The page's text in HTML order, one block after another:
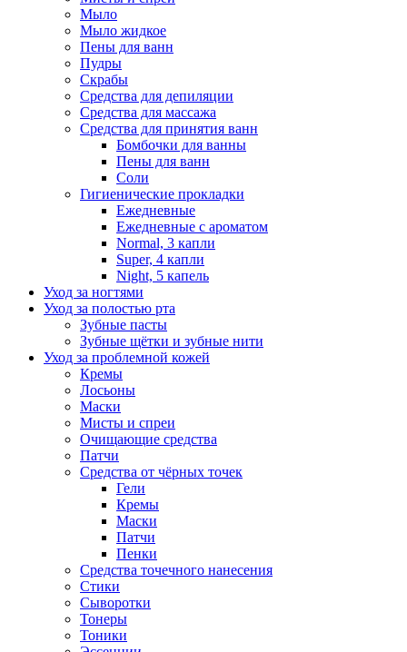
Мыло
Мыло жидкое
Пены для ванн
Пудры
Скрабы
Средства для депиляции
Средства для массажа
Средства для принятия ванн
Бомбочки для ванны
Пены для ванн
Соли
Гигиенические прокладки
Ежедневные
Ежедневные с ароматом
Normal, 3 капли
Super, 4 капли
Night, 5 капель
Уход за ногтями
Уход за полостью рта
Зубные пасты
Зубные щётки и зубные нити
Уход за проблемной кожей
Кремы
Лосьоны
Маски
Мисты и спреи
Очищающие средства
Патчи
Средства от чёрных точек
Гели
Кремы
Маски
Патчи
Пенки
Средства точечного нанесения
Стики
Сыворотки
Тонеры
Тоники